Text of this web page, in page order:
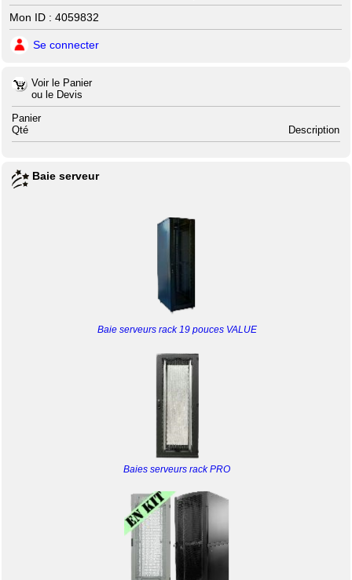
Mon ID : 4059832
Se connecter
Voir le Panier
ou le Devis
Panier
Qté
Description
Baie serveur
Baie serveurs rack 19 pouces VALUE
Baies serveurs rack PRO